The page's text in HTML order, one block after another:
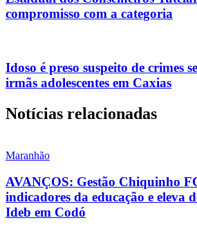
compromisso com a categoria
Idoso é preso suspeito de crimes
irmãs adolescentes em Caxias
Notícias relacionadas
Maranhão
AVANÇOS: Gestão Chiquinho
indicadores da educação e eleva
Ideb em Codó